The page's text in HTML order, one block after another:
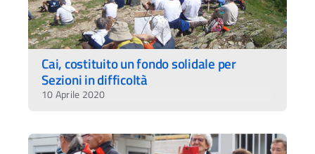
Cai, costituito un fondo solidale per
Sezioni in difficoltà
10 Aprile 2020